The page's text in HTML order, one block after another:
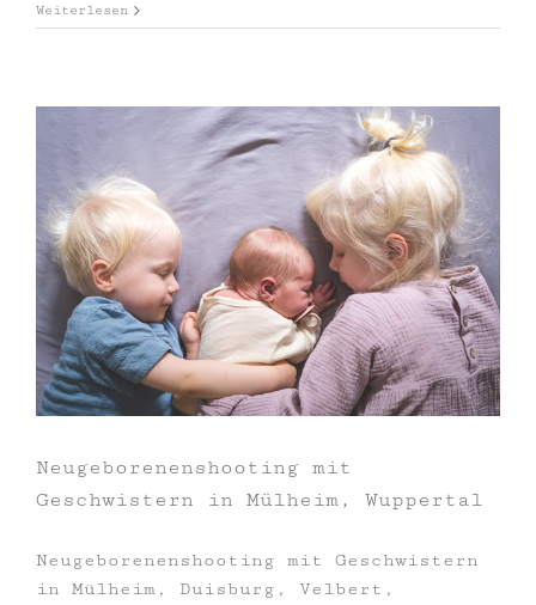
Weiterlesen
Neugeborenenshooting mit
Geschwistern in Mülheim, Wuppertal
Neugeborenenshooting mit Geschwistern
in Mülheim, Duisburg, Velbert,